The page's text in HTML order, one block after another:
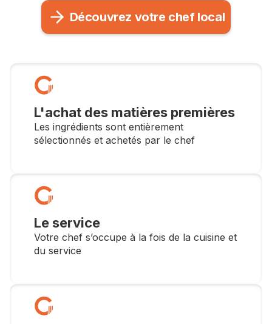
Découvrez votre chef local
L'achat des matières premières
Les ingrédients sont entièrement
sélectionnés et achetés par le chef
Le service
Votre chef s’occupe à la fois de la cuisine et
du service